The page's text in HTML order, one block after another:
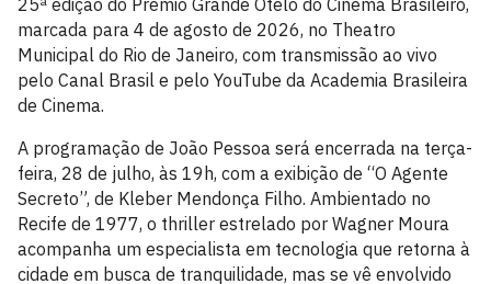
marcada para 4 de agosto de 2026, no Theatro
Municipal do Rio de Janeiro, com transmissão ao vivo
pelo Canal Brasil e pelo YouTube da Academia Brasileira
de Cinema.
A programação de João Pessoa será encerrada na terça-
feira, 28 de julho, às 19h, com a exibição de “O Agente
Secreto”, de Kleber Mendonça Filho. Ambientado no
Recife de 1977, o thriller estrelado por Wagner Moura
acompanha um especialista em tecnologia que retorna à
cidade em busca de tranquilidade, mas se vê envolvido